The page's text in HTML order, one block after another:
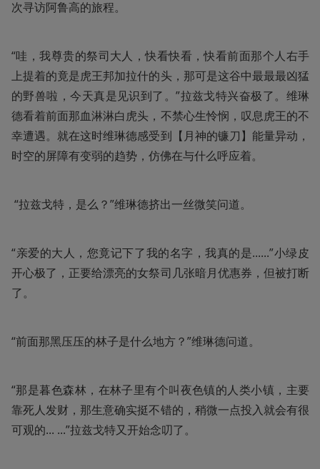
次寻访阿鲁高的旅程。
“哇，我尊贵的祭司大人，快看快看，快看前面那个人右手
上提着的竟是虎王邦加拉什的头，那可是这谷中最最最凶猛
的野兽啦，今天真是见识到了。”拉兹戈特兴奋极了。维琳
德看着前面那血淋淋白虎头，不禁心生怜悯，叹息虎王的不
幸遭遇。就在这时维琳德感受到【月神的镰刀】能量异动，
时空的屏障有变弱的趋势，仿佛在与什么呼应着。
“拉兹戈特，是么？”维琳德挤出一丝微笑问道。
“亲爱的大人，您竟记下了我的名字，我真的是......”小绿皮
开心极了，正要给漂亮的女祭司几张暗月优惠券，但被打断
了。
“前面那黑压压的林子是什么地方？”维琳德问道。
“那是暮色森林，在林子里有个叫夜色镇的人类小镇，主要
靠死人发财，那生意确实挺不错的，稍微一点投入就会有很
可观的... ...”拉兹戈特又开始念叨了。